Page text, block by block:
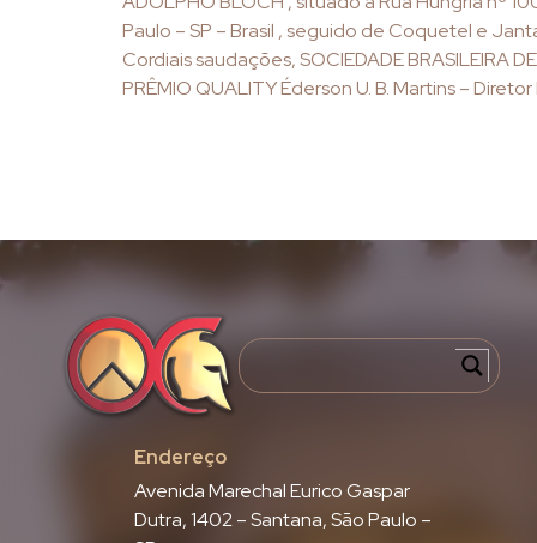
Paulo – SP – Brasil , seguido de Coquetel e
Cordiais saudações, SOCIEDADE BRASILEIRA
PRÊMIO QUALITY Éderson U. B. Martins –
Endereço
Avenida Marechal Eurico Gaspar
Dutra, 1402 – Santana, São Paulo –